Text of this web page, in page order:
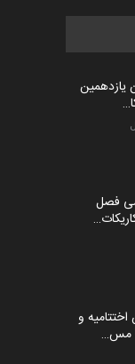
یازدهمین
فصل
و
مس…